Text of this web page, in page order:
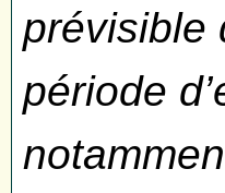
prévisible
période